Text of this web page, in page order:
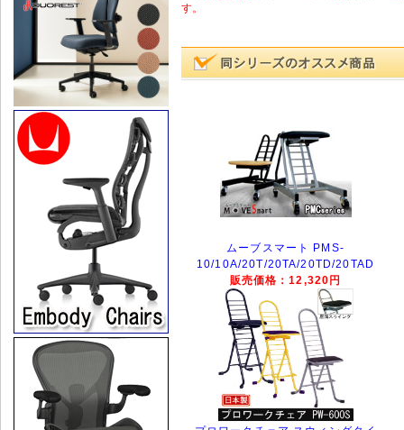
す。
ムーブスマート PMS-
10/10A/20T/20TA/20TD/20TAD
販売価格：12,320円